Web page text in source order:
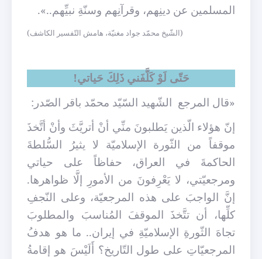
المسلمين عن دينِهم، وقرآنِهم وسنّةِ نبيِّهم..».
(الشّيخ محمّد جواد مغنيّة، هامش التّفسير الكاشف)
حَتّى لَوْ كَلَّفَني ذَلِكَ حَياتي!
«قال المرجع الشّهيد السّيّد محمّد باقر الصّدر:
إنّ هؤلاء الّذين يَطلبونَ منِّي أنْ أتريَّثَ وأنْ أتَّخذَ
موقفاً من الثّورة الإسلاميّة لا يثيرُ السُّلطةَ
الحاكمةَ في العراق، حفاظاً على حياتي
ومرجعيّتي، لا يَعْرِفونَ من الأمورِ إلَّا ظواهرها.
إنَّ الواجبَ على هذه المرجعيّة، وعلى النّجفِ
كلِّها، أن تتَّخذَ الموقفَ المُناسبَ والمطلوبَ
تجاهَ الثّورةِ الإسلاميّةِ في إيران.. ما هو هدفُ
المرجعيّاتِ على طول التّاريخ؟ أَلَيْسَ هو إقامةُ